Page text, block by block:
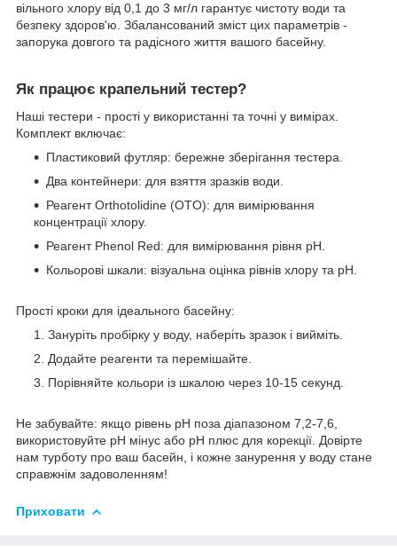
вільного хлору від 0,1 до 3 мг/л гарантує чистоту води та
безпеку здоров'ю. Збалансований зміст цих параметрів -
запорука довгого та радісного життя вашого басейну.
Як працює крапельний тестер?
Наші тестери - прості у використанні та точні у вимірах.
Комплект включає:
Пластиковий футляр: бережне зберігання тестера.
Два контейнери: для взяття зразків води.
Реагент Orthotolidine (OTO): для вимірювання
концентрації хлору.
Реагент Phenol Red: для вимірювання рівня рН.
Кольорові шкали: візуальна оцінка рівнів хлору та рН.
Прості кроки для ідеального басейну:
Зануріть пробірку у воду, наберіть зразок і вийміть.
Додайте реагенти та перемішайте.
Порівняйте кольори із шкалою через 10-15 секунд.
Не забувайте: якщо рівень рН поза діапазоном 7,2-7,6,
використовуйте pH мінус або pH плюс для корекції. Довірте
нам турботу про ваш басейн, і кожне занурення у воду стане
справжнім задоволенням!
Приховати